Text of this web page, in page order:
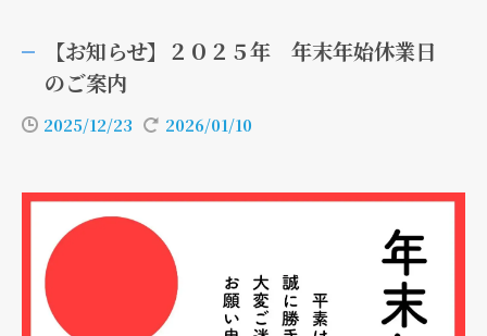
【お知らせ】２０２５年 年末年始休業日
のご案内
2025/12/23 2026/01/10